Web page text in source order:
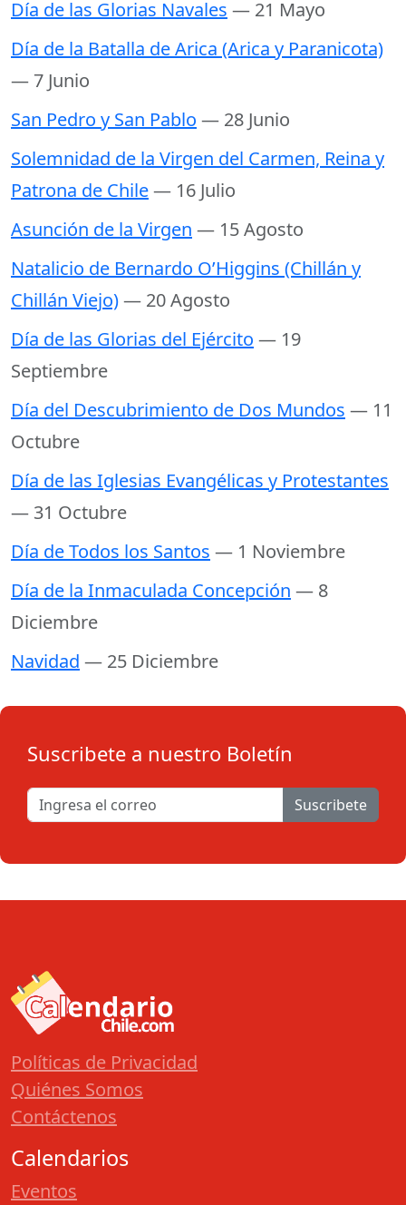
Día de las Glorias Navales — 21 Mayo
Día de la Batalla de Arica (Arica y Paranicota)
— 7 Junio
San Pedro y San Pablo — 28 Junio
Solemnidad de la Virgen del Carmen, Reina y
Patrona de Chile— 16 Julio
Asunción de la Virgen — 15 Agosto
Natalicio de Bernardo O’Higgins (Chillán y
Chillán Viejo)— 20 Agosto
Día de las Glorias del Ejército — 19
Septiembre
Día del Descubrimiento de Dos Mundos — 11
Octubre
Día de las Iglesias Evangélicas y Protestantes
— 31 Octubre
Día de Todos los Santos — 1 Noviembre
Día de la Inmaculada Concepción — 8
Diciembre
Navidad — 25 Diciembre
Suscribete a nuestro Boletín
Suscribete
Políticas de Privacidad
Quiénes Somos
Contáctenos
Calendarios
Eventos